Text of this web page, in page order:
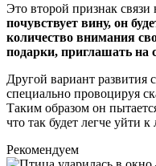
Это второй признак связи
почувствует вину, он
количество внимания
подарки, приглашать на
Другой вариант развития
специально провоцируя
Таким образом он
что так будет легче уйти
Рекомендуем